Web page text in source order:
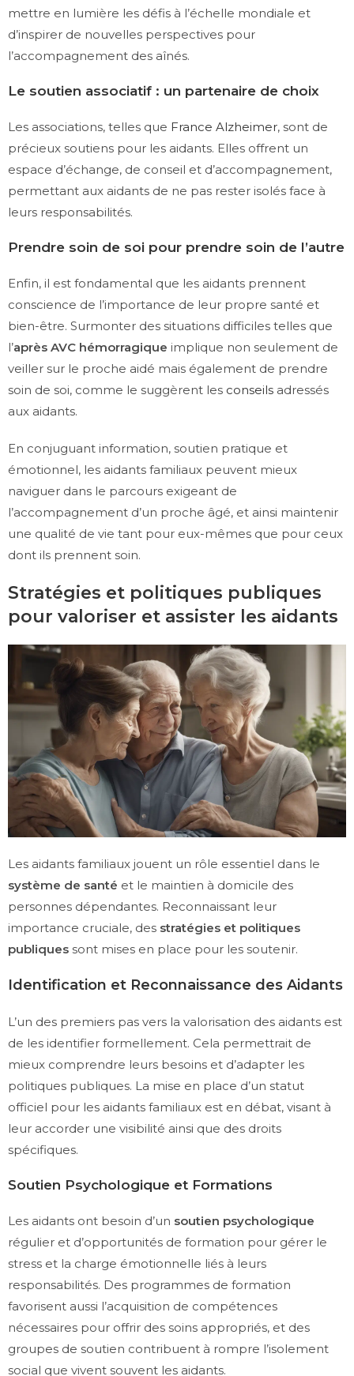
mettre en lumière les défis à l’échelle mondiale et
d’inspirer de nouvelles perspectives pour
l’accompagnement des aînés.
Le soutien associatif : un partenaire de choix
Les associations, telles que France Alzheimer, sont de
précieux soutiens pour les aidants. Elles offrent un
espace d’échange, de conseil et d’accompagnement,
permettant aux aidants de ne pas rester isolés face à
leurs responsabilités.
Prendre soin de soi pour prendre soin de l’autre
Enfin, il est fondamental que les aidants prennent
conscience de l’importance de leur propre santé et
bien-être. Surmonter des situations difficiles telles que
l’après AVC hémorragique implique non seulement de
veiller sur le proche aidé mais également de prendre
soin de soi, comme le suggèrent les conseils adressés
aux aidants.
En conjuguant information, soutien pratique et
émotionnel, les aidants familiaux peuvent mieux
naviguer dans le parcours exigeant de
l’accompagnement d’un proche âgé, et ainsi maintenir
une qualité de vie tant pour eux-mêmes que pour ceux
dont ils prennent soin.
Stratégies et politiques publiques
pour valoriser et assister les aidants
Les aidants familiaux jouent un rôle essentiel dans le
système de santé et le maintien à domicile des
personnes dépendantes. Reconnaissant leur
importance cruciale, des stratégies et politiques
publiques sont mises en place pour les soutenir.
Identification et Reconnaissance des Aidants
L’un des premiers pas vers la valorisation des aidants est
de les identifier formellement. Cela permettrait de
mieux comprendre leurs besoins et d’adapter les
politiques publiques. La mise en place d’un statut
officiel pour les aidants familiaux est en débat, visant à
leur accorder une visibilité ainsi que des droits
spécifiques.
Soutien Psychologique et Formations
Les aidants ont besoin d’un soutien psychologique
régulier et d’opportunités de formation pour gérer le
stress et la charge émotionnelle liés à leurs
responsabilités. Des programmes de formation
favorisent aussi l’acquisition de compétences
nécessaires pour offrir des soins appropriés, et des
groupes de soutien contribuent à rompre l’isolement
social que vivent souvent les aidants.